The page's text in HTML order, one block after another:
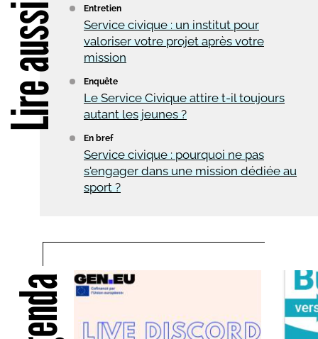
Entretien
Service civique : un institut pour
valoriser votre projet après votre
mission
Enquête
Le Service Civique attire t-il toujours
autant les jeunes ?
En bref
Service civique : pourquoi ne pas
s'engager dans une mission dédiée au
sport ?